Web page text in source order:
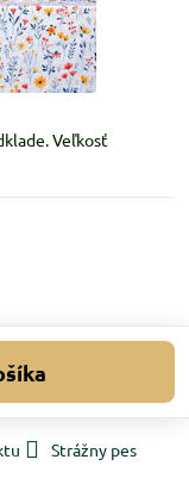
Veľkosť
Strážny pes